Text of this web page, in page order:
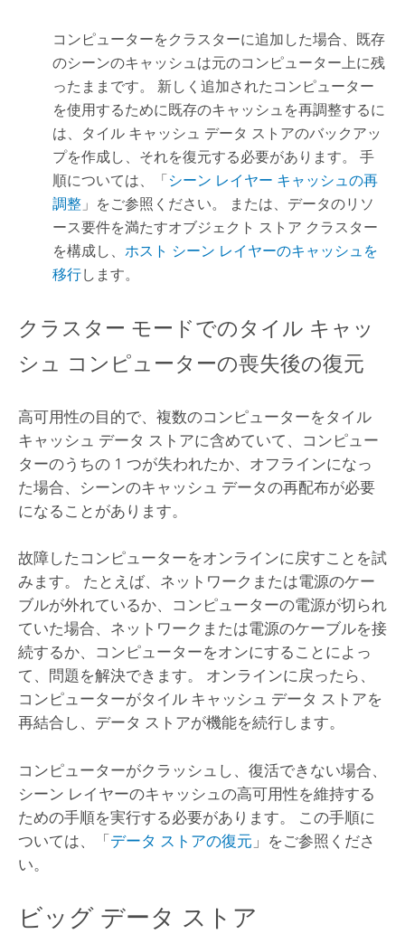
コンピューターをクラスターに追加した場合、既存
のシーンのキャッシュは元のコンピューター上に残
ったままです。 新しく追加されたコンピューター
を使用するために既存のキャッシュを再調整するに
は、タイル キャッシュ データ ストアのバックアッ
プを作成し、それを復元する必要があります。 手
順については、「 シーン レイヤー キャッシュの再
調整 」をご参照ください。 または、データのリソ
ース要件を満たすオブジェクト ストア クラスター
を構成し、ホスト シーン レイヤーのキャッシュを
移行します。
クラスター モードでのタイル キャッ
シュ コンピューターの喪失後の復元
高可用性の目的で、複数のコンピューターをタイル
キャッシュ データ ストアに含めていて、コンピュー
ターのうちの 1 つが失われたか、オフラインになっ
た場合、シーンのキャッシュ データの再配布が必要
になることがあります。
故障したコンピューターをオンラインに戻すことを試
みます。 たとえば、ネットワークまたは電源のケー
ブルが外れているか、コンピューターの電源が切られ
ていた場合、ネットワークまたは電源のケーブルを接
続するか、コンピューターをオンにすることによっ
て、問題を解決できます。 オンラインに戻ったら、
コンピューターがタイル キャッシュ データ ストアを
再結合し、データ ストアが機能を続行します。
コンピューターがクラッシュし、復活できない場合、
シーン レイヤーのキャッシュの高可用性を維持する
ための手順を実行する必要があります。 この手順に
ついては、「データ ストアの復元 」をご参照くださ
い。
ビッグ データ ストア